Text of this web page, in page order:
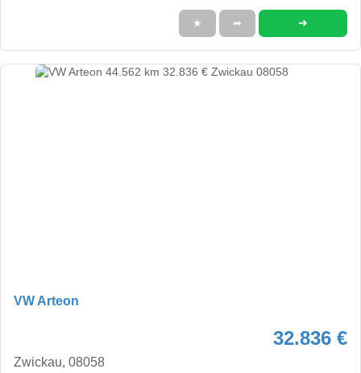
★ ➦ ➜
VW Arteon
32.836 €
Zwickau, 08058